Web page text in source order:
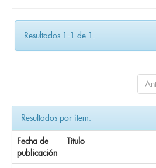
Resultados 1-1 de 1.
Resultados por ítem:
Fecha de
publicación
Título